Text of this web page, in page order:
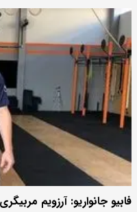
فابیو جانواریو: آرزویم